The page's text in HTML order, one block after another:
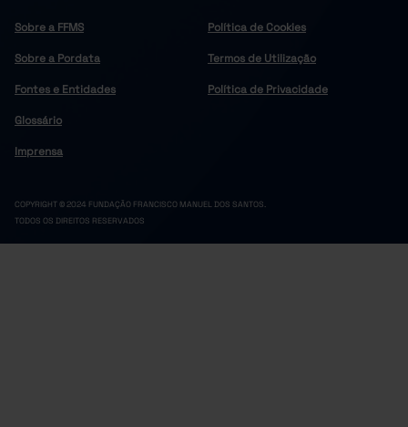
Sobre a FFMS
Sobre a Pordata
Fontes e Entidades
Glossário
Imprensa
Política de Cookies
Termos de Utilização
Política de Privacidade
COPYRIGHT © 2024 FUNDAÇÃO FRANCISCO MANUEL DOS SANTOS.
TODOS OS DIREITOS RESERVADOS